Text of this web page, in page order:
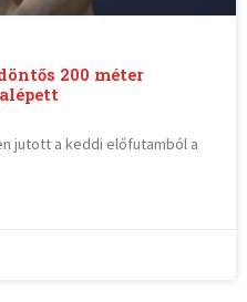
200 méter
jutott a keddi előfutamból a